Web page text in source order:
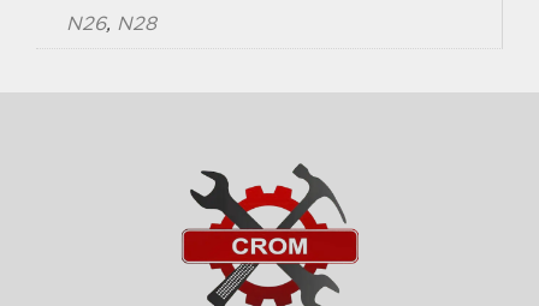
Ν26, Ν28